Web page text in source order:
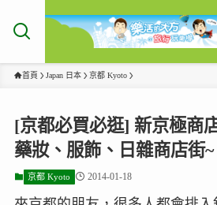
首頁 Japan 日本 京都 Kyoto
[京都必買必逛] 新京極商
藥妝、服飾、日雜商店街~
京都 Kyoto 2014-01-18